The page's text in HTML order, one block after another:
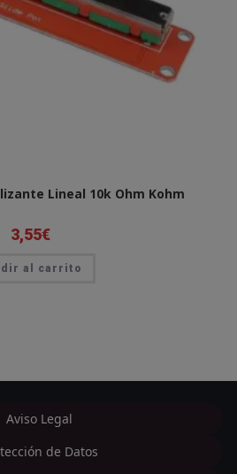
Lineal 10k Ohm Kohm
3,55€
al carrito
Aviso Legal
de Datos